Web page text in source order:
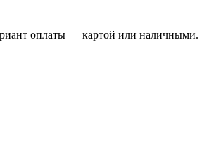
оплаты — картой или наличными.